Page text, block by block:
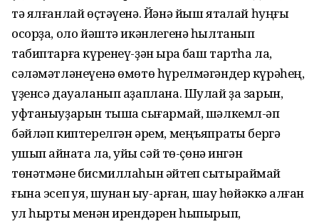
тә ялғанлай өҫтәүенә. Йәнә йыш ятаҡлай һуңғы
осорҙа, оло йәштә икәнлегенә һылтанып
табиптарға күренеү-ҙән ҡырҡа баш тартһа ла,
сәләмәтләнеүенә өмөтө һүрелмәгәндер күрәһең,
үҙенсә дауаланып аҙаплана. Шулай ҙа зарын,
уфтаныуҙарын тышҡа сығармай, шәлкемл-әп
бәйләп киптерелгән әрем, меңъяпраҡты бергә
ҡушып ҡайната ла, ҡуйы сәй тө-ҫөнә ингән
төнәтмәне бисмиллаһын әйтеп сытыраймай
ғына эсеп ҡуя, шунан ҡыу-арған, шау һөйәккә ҡалған
ҡул һырты менән ирендәрен һыпырып,